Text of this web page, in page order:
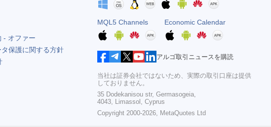
実際
期待
前
- オファー
保護に関する方針
MQL5 Channels Economic Calendar
アルゴ取引ニュースを購読
当社は証券会社ではないため、実際の取引口座は提供
しておりません。
35 Dodekanisou str, Germasogeia,
4043, Limassol, Cyprus
Copyright 2000-2026, MetaQuotes Ltd